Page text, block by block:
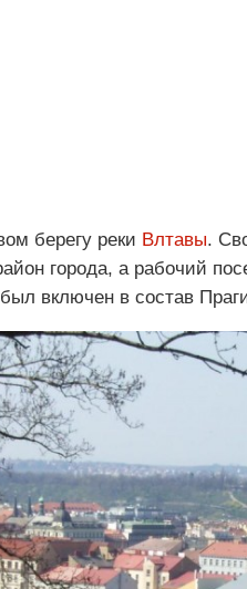
берегу реки Влтавы.
города, а рабочий
включен в состав